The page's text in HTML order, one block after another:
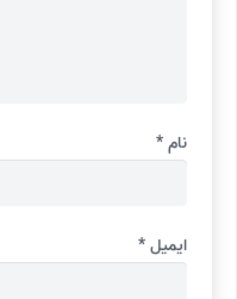
نام*
ایمیل*